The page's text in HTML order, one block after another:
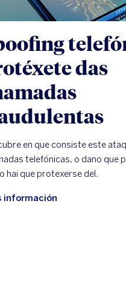
das
en que consiste este
telefónicas, o dano que
hai que protexerse del.
información